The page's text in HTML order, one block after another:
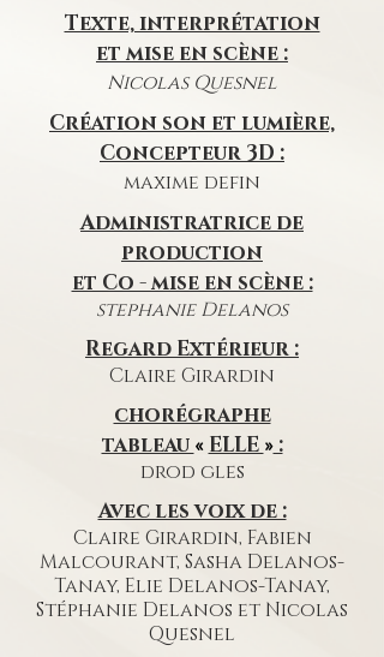
Texte, interprétation
et mise en scène :
Nicolas Quesnel
Création son et lumière,
Concepteur 3D :
maxime defin
Administratrice de
production
et Co - mise en scène :
stephanieDelanos
Regard Extérieur :
Claire Girardin
chorégraphe
tableau « ELLE »:
drod gles
Avec les voix de :
Claire Girardin, Fabien
Malcourant, Sasha Delanos-
Tanay, Elie Delanos-Tanay,
Stéphanie Delanos et Nicolas
Quesnel